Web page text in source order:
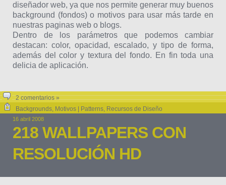
diseñador web, ya que nos permite generar muy buenos
background (fondos) o motivos para usar más tarde en
nuestras paginas web o blogs.
Dentro de los parámetros que podemos cambiar
destacan: color, opacidad, escalado, y tipo de forma,
además del color y textura del fondo. En fin toda una
delicia de aplicación.
2 comentarios »
Backgrounds, Motivos | Patterns, Recursos de Diseño
16 abril 2008
218 WALLPAPERS CON
RESOLUCIÓN HD